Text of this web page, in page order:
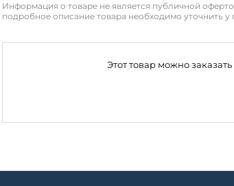
Информация о товаре не является публичной
подробное описание товара необходимо уточнить у
Этот товар можно